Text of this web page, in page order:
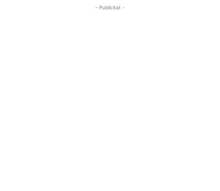
- Publicitat -